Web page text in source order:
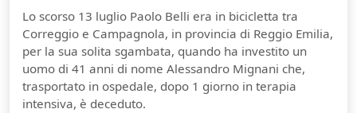
Lo scorso 13 luglio Paolo Belli era in bicicletta tra
Correggio e Campagnola, in provincia di Reggio Emilia,
per la sua solita sgambata, quando ha investito un
uomo di 41 anni di nome Alessandro Mignani che,
trasportato in ospedale, dopo 1 giorno in terapia
intensiva, è deceduto.